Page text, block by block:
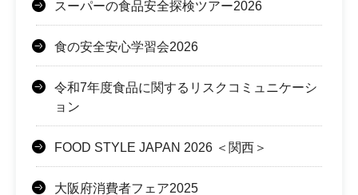
スーパーの食品安全探検ツアー2026
食の安全安心学習会2026
令和7年度食品に関するリスクコミュニケーシ
ョン
FOOD STYLE JAPAN 2026 ＜関西＞
大阪府消費者フェア2025